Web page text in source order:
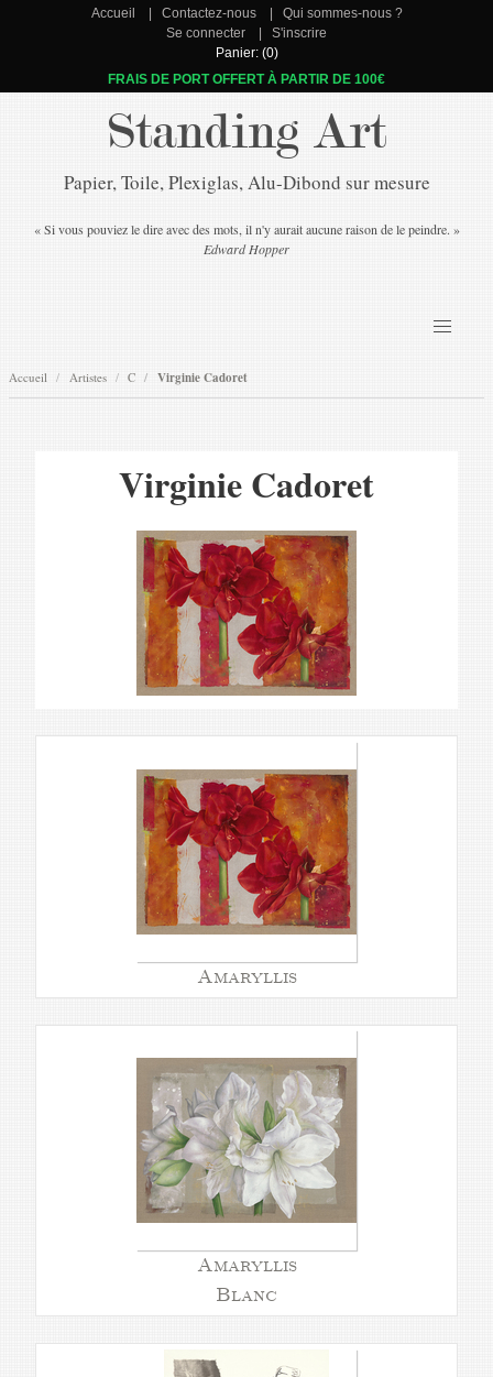
Accueil Contactez-nous
Qui sommes-nous ?
Se connecter
S'inscrire
Panier: (0)
FRAIS DE PORT OFFERT À PARTIR DE 100€
Standing Art
Papier, Toile, Plexiglas, Alu-Dibond sur mesure
« Si vous pouviez le dire avec des mots, il n'y aurait aucune raison de le peindre. »
Edward Hopper
Accueil Artistes C Virginie Cadoret
Virginie Cadoret
Amaryllis
Amaryllis
Blanc